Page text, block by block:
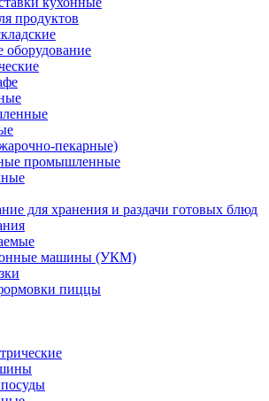
продуктов
оборудование
пекарные)
промышленные
для хранения и раздачи готовых блюд
машины (УКМ)
пиццы